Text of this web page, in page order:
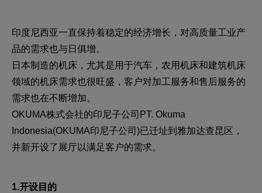
印度尼西亚一直保持着稳定的经济增长，对高质量工业产
品的需求也与日俱增。
日本制造的机床，尤其是用于汽车，农用机床和建筑机床
领域的机床需求也很旺盛，客户对加工服务和售后服务的
需求也在不断增加。
OKUMA株式会社的印尼子公司PT. Okuma
Indonesia(OKUMA印尼子公司)已迁址到雅加达查昆区，
并新开设了展厅以满足客户的需求。
1.开设目的